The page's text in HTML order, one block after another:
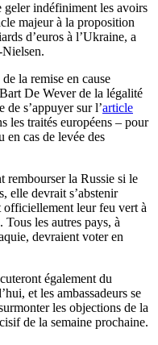
indéfiniment les avoirs
majeur à la proposition
d’euros à l’Ukraine, a
la remise en cause
De Wever de la légalité
s’appuyer sur l’article
les traités européens – pour
en cas de levée des
la Russie si le
elle devrait s’abstenir
officiellement leur feu vert à
les autres pays, à
devraient voter en
également du
et les ambassadeurs se
les objections de la
de la semaine prochaine.